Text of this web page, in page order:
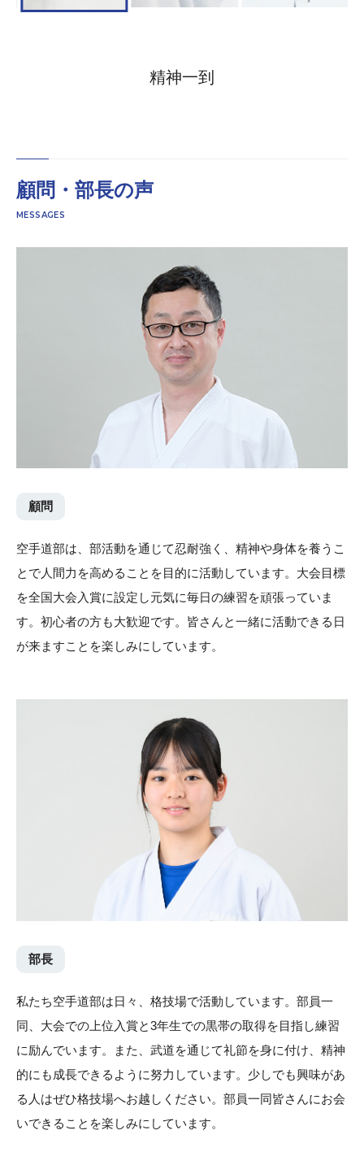
精神⼀到
顧問・部長の声
MESSAGES
顧問
空手道部は、部活動を通じて忍耐強く、精神や身体を養うこ
とで人間力を高めることを目的に活動しています。大会目標
を全国大会入賞に設定し元気に毎日の練習を頑張っていま
す。初心者の方も大歓迎です。皆さんと一緒に活動できる日
が来ますことを楽しみにしています。
部長
私たち空手道部は日々、格技場で活動しています。部員一
同、大会での上位入賞と3年生での黒帯の取得を目指し練習
に励んでいます。また、武道を通じて礼節を身に付け、精神
的にも成長できるように努力しています。少しでも興味があ
る人はぜひ格技場へお越しください。部員一同皆さんにお会
いできることを楽しみにしています。